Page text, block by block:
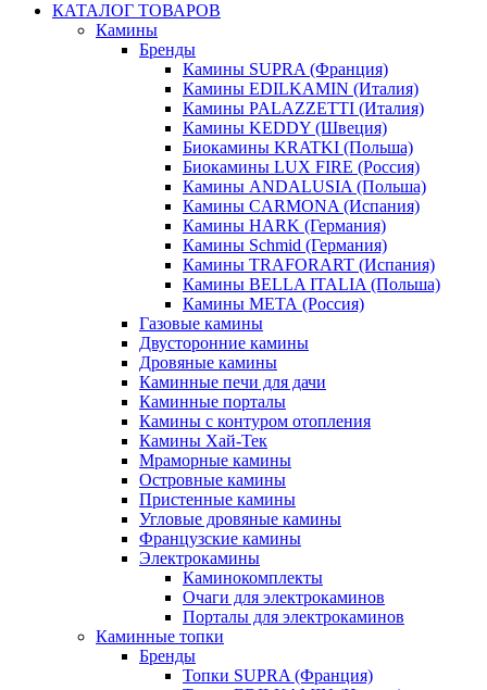
КАТАЛОГ ТОВАРОВ
Камины
Бренды
Камины SUPRA (Франция)
Камины EDILKAMIN (Италия)
Камины PALAZZETTI (Италия)
Камины KEDDY (Швеция)
Биокамины KRATKI (Польша)
Биокамины LUX FIRE (Россия)
Камины ANDALUSIA (Польша)
Камины CARMONA (Испания)
Камины HARK (Германия)
Камины Schmid (Германия)
Камины TRAFORART (Испания)
Камины BELLA ITALIA (Польша)
Камины МЕТА (Россия)
Газовые камины
Двусторонние камины
Дровяные камины
Каминные печи для дачи
Каминные порталы
Камины с контуром отопления
Камины Хай-Тек
Мраморные камины
Островные камины
Пристенные камины
Угловые дровяные камины
Французские камины
Электрокамины
Каминокомплекты
Очаги для электрокаминов
Порталы для электрокаминов
Каминные топки
Бренды
Топки SUPRA (Франция)